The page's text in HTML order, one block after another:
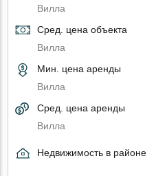
Вилла
Сред. цена объекта
Вилла
Мин. цена аренды
Вилла
Сред. цена аренды
Вилла
Недвижимость в районе